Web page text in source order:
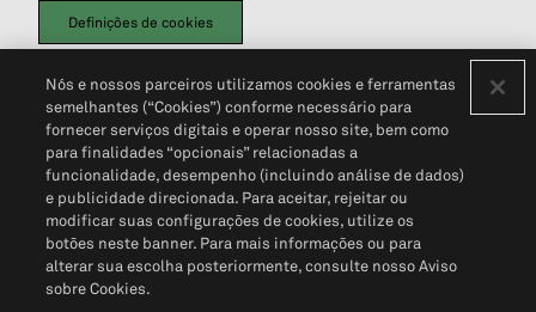
Definições de cookies
Política de PrivacidadePortal de privacidade do cliente (em inglês)
Não Venda Minhas Informações Pessoais© 2026 S&P Global
Nós e nossos parceiros utilizamos cookies e ferramentas
semelhantes (“Cookies”) conforme necessário para
fornecer serviços digitais e operar nosso site, bem como
para finalidades “opcionais” relacionadas a
funcionalidade, desempenho (incluindo análise de dados)
e publicidade direcionada. Para aceitar, rejeitar ou
modificar suas configurações de cookies, utilize os
botões neste banner. Para mais informações ou para
alterar sua escolha posteriormente, consulte nosso Aviso
sobre Cookies.